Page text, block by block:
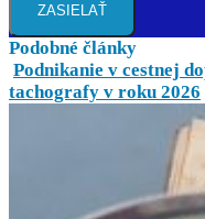
ZASIELAŤ
Podobné články
Podnikanie v cestnej
tachografy v roku 2026